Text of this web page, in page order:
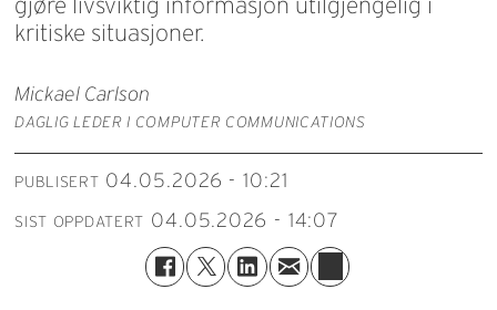
gjøre livsviktig informasjon utilgjengelig i
kritiske situasjoner.
Mickael Carlson
DAGLIG LEDER I COMPUTER COMMUNICATIONS
PUBLISERT 04.05.2026 - 10:21
SIST OPPDATERT 04.05.2026 - 14:07